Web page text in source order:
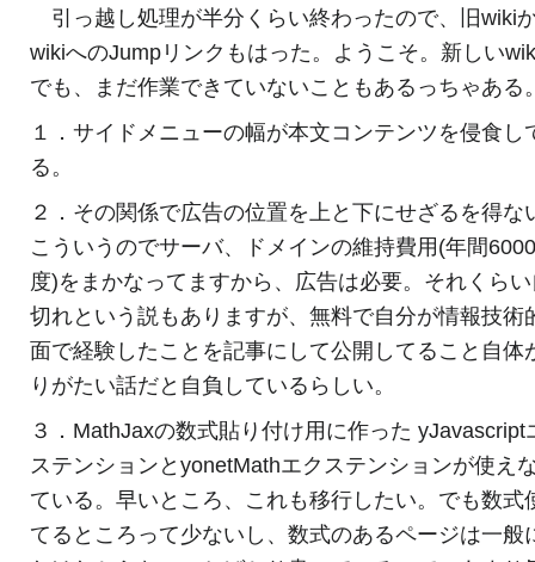
引っ越し処理が半分くらい終わったので、旧wiki
wikiへのJumpリンクもはった。ようこそ。新しい
でも、まだ作業できていないこともあるっちゃある
１．サイドメニューの幅が本文コンテンツを侵食し
る。
２．その関係で広告の位置を上と下にせざるを得な
こういうのでサーバ、ドメインの維持費用(年間
度)をまかなってますから、広告は必要。それくら
切れという説もありますが、無料で自分が情報技術
面で経験したことを記事にして公開してること自体
りがたい話だと自負しているらしい。
３．MathJaxの数式貼り付け用に作った yJavascript
ステンションとyonetMathエクステンションが使え
ている。早いところ、これも移行したい。でも数式
てるところって少ないし、数式のあるページは一般